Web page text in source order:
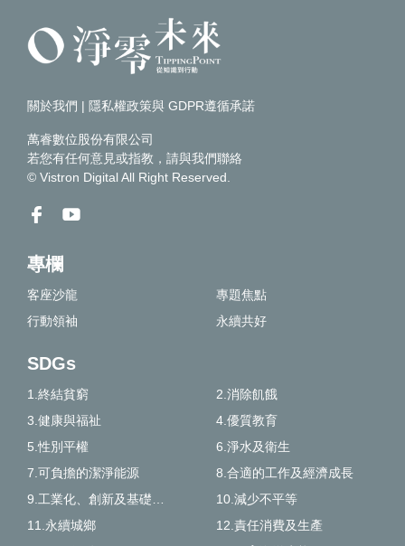
關於我們 | 隱私權政策與 GDPR遵循承諾
萬睿數位股份有限公司
若您有任何意見或指教，請與我們聯絡
© Vistron Digital All Right Reserved.
專欄
客座沙龍
專題焦點
行動領袖
永續共好
SDGs
1.終結貧窮
2.消除飢餓
3.健康與福祉
4.優質教育
5.性別平權
6.淨水及衛生
7.可負擔的潔淨能源
8.合適的工作及經濟成長
10.減少不平等
11.永續城鄉
12.責任消費及生產